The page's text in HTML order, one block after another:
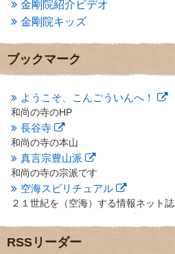
2013年2月(6)
2013年1月(6)
2012年12月(7)
2012年11月(7)
2012年10月
2012年8月
(9)
2012年7月(10)
2012年6月
2012年5月(16)
2012年4月 (16)
2012年3月(17)
2012年2月(20)
2012年1月(25)
2011年11月(28)
2011年10月(31)
金剛院紹介ビデオ
金剛院キッズ
ブックマーク
ようこそ、こんごういんへ！
和尚の寺のHP
長谷寺
和尚の寺の本山
真言宗豊山派
和尚の寺の宗派です
空海スピリチュアル
２１世紀を（空海）する情報ネット誌
地域のライターさんです
小豆島 圓満寺
RSSリーダー